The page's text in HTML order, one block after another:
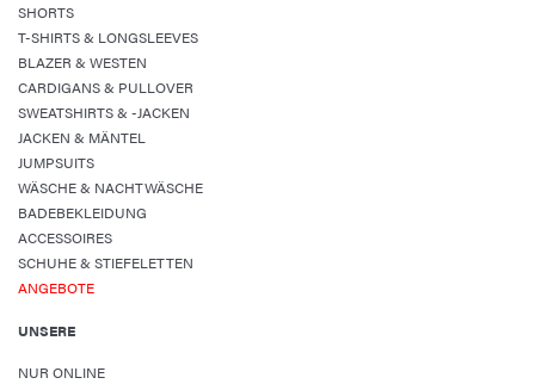
SHORTS
T-SHIRTS & LONGSLEEVES
BLAZER & WESTEN
CARDIGANS & PULLOVER
SWEATSHIRTS & -JACKEN
JACKEN & MÄNTEL
JUMPSUITS
WÄSCHE & NACHTWÄSCHE
BADEBEKLEIDUNG
ACCESSOIRES
SCHUHE & STIEFELETTEN
ANGEBOTE
UNSERE
NUR ONLINE